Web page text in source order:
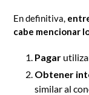
En definitiva,
cabe mencionar
Pagar
Obtener
similar al